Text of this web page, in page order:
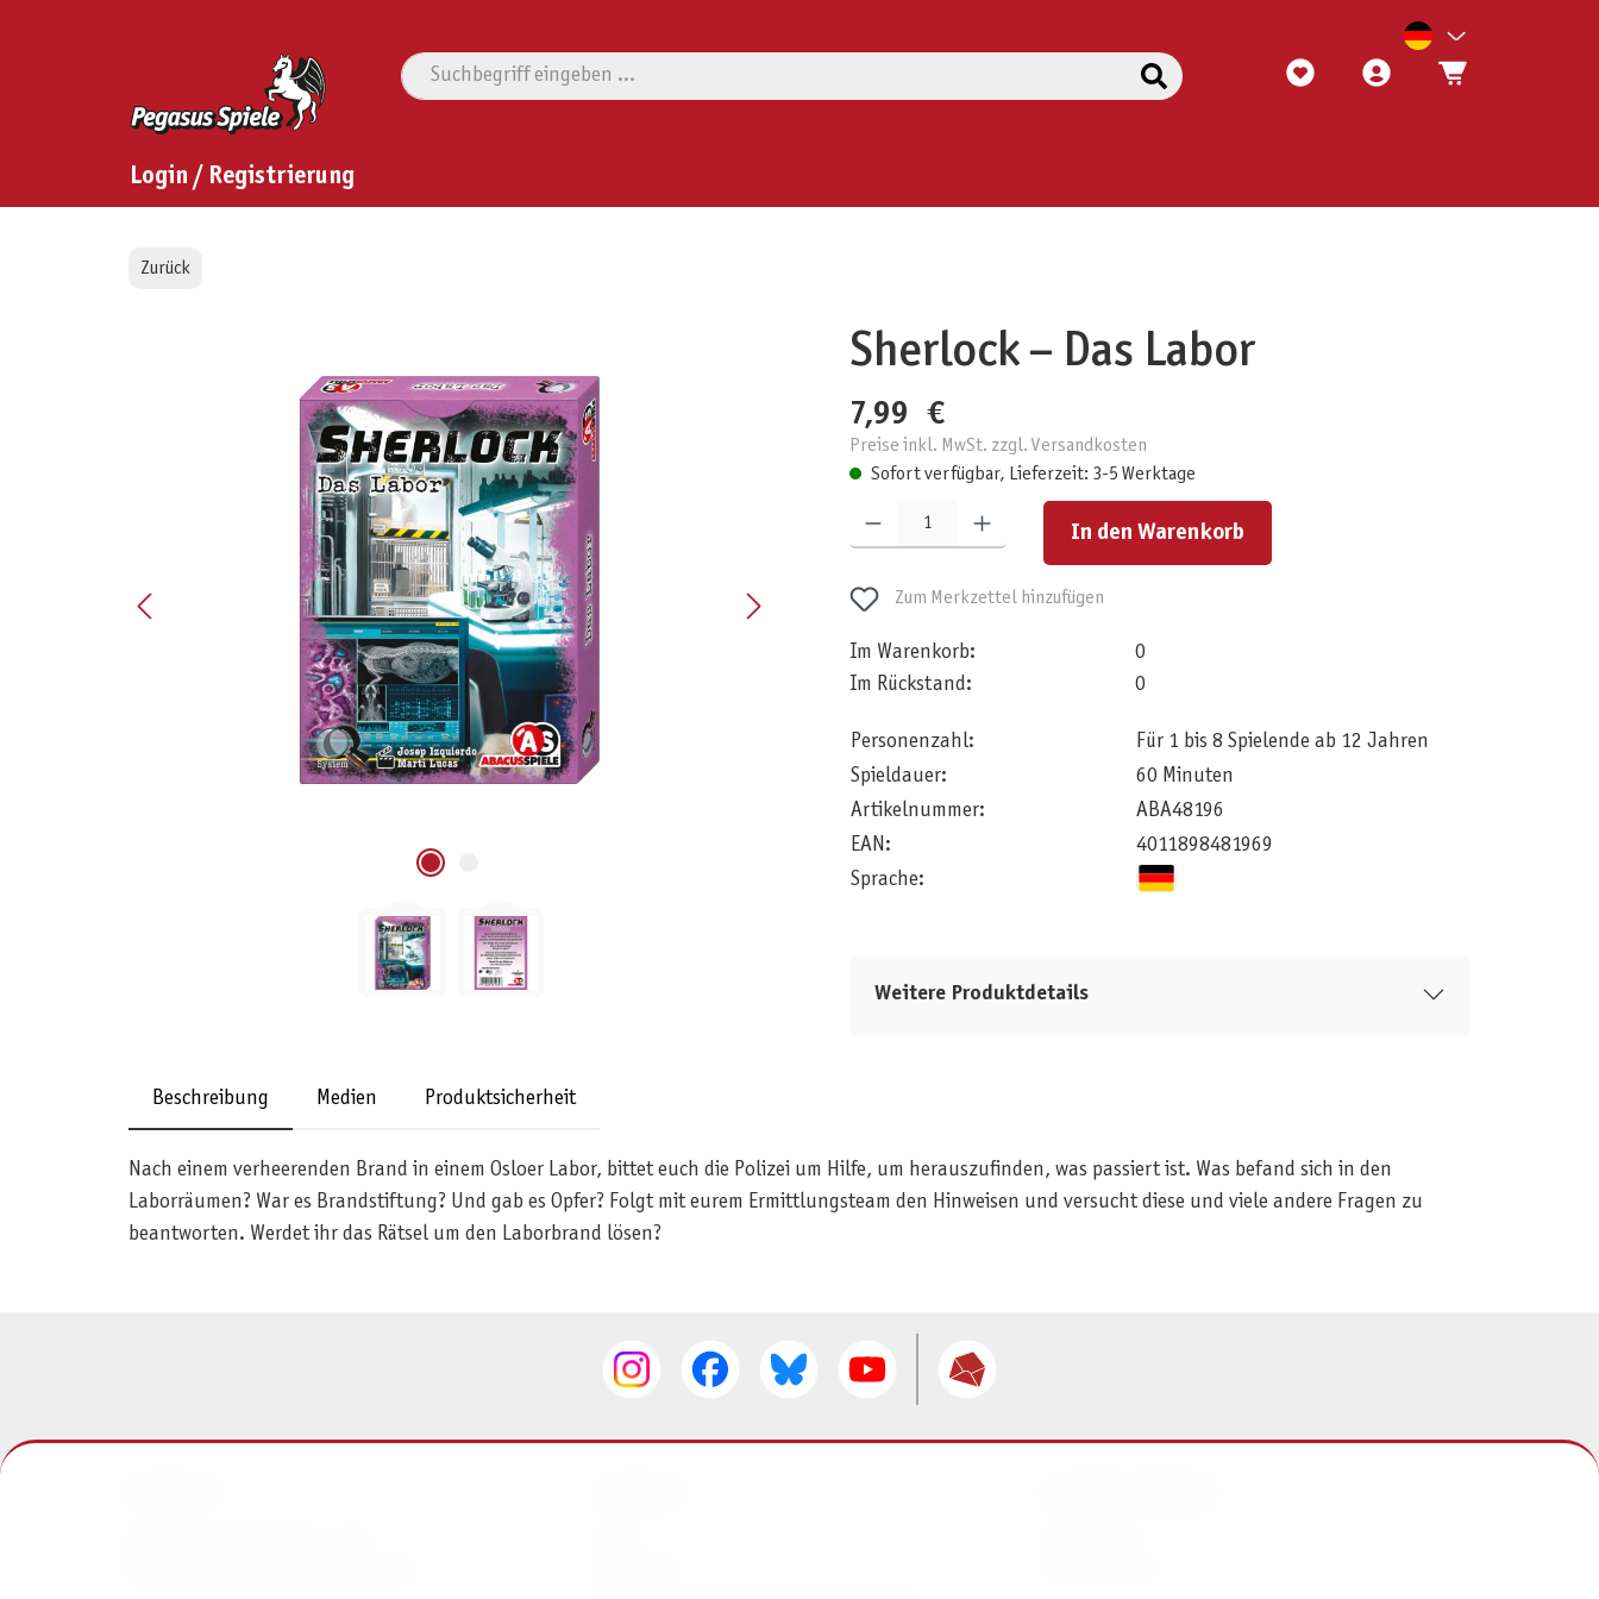
Login / Registrierung
Zurück
Sherlock – Das Labor
7,99 €
Preise inkl. MwSt. zzgl. Versandkosten
Sofort verfügbar, Lieferzeit: 3-5 Werktage
In den Warenkorb
Zum Merkzettel hinzufügen
Im Warenkorb:
0
Im Rückstand:
0
Personenzahl:
Für 1 bis 8 Spielende ab 12 Jahren
Spieldauer:
60 Minuten
Artikelnummer:
ABA48196
EAN:
4011898481969
Sprache:
Weitere Produktdetails
Beschreibung Medien Produktsicherheit
Nach einem verheerenden Brand in einem Osloer Labor, bittet euch die Polizei um Hilfe, um herauszufinden, was passiert ist. Was befand sich in den
Laborräumen? War es Brandstiftung? Und gab es Opfer? Folgt mit eurem Ermittlungsteam den Hinweisen und versucht diese und viele andere Fragen zu
beantworten. Werdet ihr das Rätsel um den Laborbrand lösen?